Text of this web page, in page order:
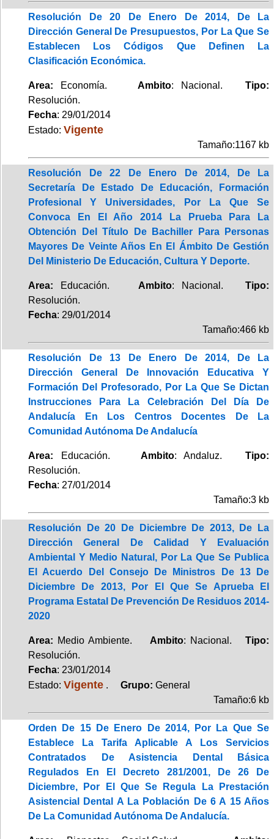
Resolución De 20 De Enero De 2014, De La
Dirección General De Presupuestos, Por La Que Se
Establecen Los Códigos Que Definen La
Clasificación Económica.
Area: Economía. Ambito: Nacional.Tipo:
Resolución.
Fecha: 29/01/2014
Estado: Vigente
Tamaño:1167 kb
Resolución De 22 De Enero De 2014, De La
Secretaría De Estado De Educación, Formación
Profesional Y Universidades, Por La Que Se
Convoca En El Año 2014 La Prueba Para La
Obtención Del Título De Bachiller Para Personas
Mayores De Veinte Años En El Ámbito De Gestión
Del Ministerio De Educación, Cultura Y Deporte.
Area: Educación. Ambito: Nacional.Tipo:
Resolución.
Fecha: 29/01/2014
Tamaño:466 kb
Resolución De 13 De Enero De 2014, De La
Dirección General De Innovación Educativa Y
Formación Del Profesorado, Por La Que Se Dictan
Instrucciones Para La Celebración Del Día De
Andalucía En Los Centros Docentes De La
Comunidad Autónoma De Andalucía
Area: Educación. Ambito: Andaluz.Tipo:
Resolución.
Fecha: 27/01/2014
Tamaño:3 kb
Resolución De 20 De Diciembre De 2013, De La
Dirección General De Calidad Y Evaluación
Ambiental Y Medio Natural, Por La Que Se Publica
El Acuerdo Del Consejo De Ministros De 13 De
Diciembre De 2013, Por El Que Se Aprueba El
Programa Estatal De Prevención De Residuos 2014-
2020
Area: Medio Ambiente. Ambito: Nacional.Tipo:
Resolución.
Fecha: 23/01/2014
Estado: Vigente . Grupo: General
Tamaño:6 kb
Orden De 15 De Enero De 2014, Por La Que Se
Establece La Tarifa Aplicable A Los Servicios
Contratados De Asistencia Dental Básica
Regulados En El Decreto 281/2001, De 26 De
Diciembre, Por El Que Se Regula La Prestación
Asistencial Dental A La Población De 6 A 15 Años
De La Comunidad Autónoma De Andalucía.